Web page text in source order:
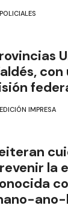
POLICIALES
EDICIÓN IMPRESA
la